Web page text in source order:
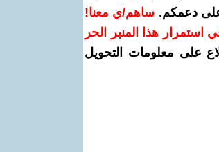
على دعمكم. ساهم/ي معنا!
في استمرار هذا المنبر الحر
على معلومات التحويل